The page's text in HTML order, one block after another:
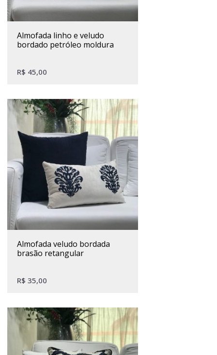
almofada linho e veludo
bordado petróleo moldura
R$ 45,00
almofada veludo bordada
brasão retangular
R$ 35,00